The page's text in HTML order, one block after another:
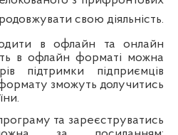
свою діяльність.
в офлайн та онлайн
в офлайн форматі можна
підтримки підприємців
зможуть долучитись
та зареєструватись